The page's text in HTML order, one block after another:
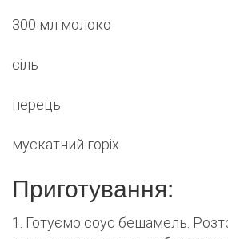
300 мл молоко
сіль
перець
мускатний горіх
Приготування:
1. Готуємо соус бешамель.